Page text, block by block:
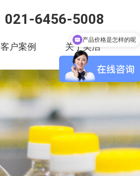
021-6456-5008
客户案例 关于奕浩
有NSF-H1\ISO认证吗